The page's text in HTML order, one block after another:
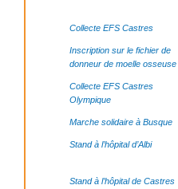
Collecte EFS Castres
Inscription sur le fichier de
donneur de moelle osseuse
Collecte EFS Castres
Olympique
Marche solidaire à Busque
Stand à l’hôpital d’Albi
Stand à l’hôpital de Castres